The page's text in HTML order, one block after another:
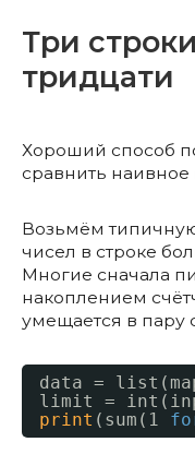
Три
тридцати
Хороший способ
сравнить
Возьмём типичную
чисел в строке
Многие сначала
накоплением
умещается в пару
data =
limit =
print (sum(1